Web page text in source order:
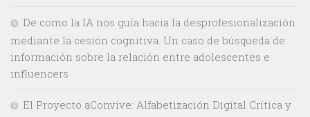
De como la IA nos guía hacia la desprofesionalización
mediante la cesión cognitiva. Un caso de búsqueda de
información sobre la relación entre adolescentes e
influencers
El Proyecto aConvive: Alfabetización Digital Crítica y